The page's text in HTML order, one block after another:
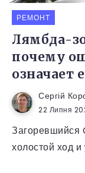
РЕМОНТ
Лямбда-
почему
означает
Сергій
22 Липня
Загоревшийся
холостой ход и